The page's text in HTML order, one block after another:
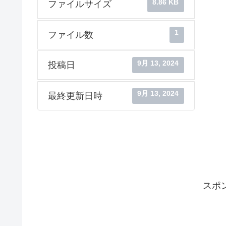
ファイルサイズ 8.86 KB
ファイル数 1
投稿日 9月 13, 2024
最終更新日時 9月 13, 2024
スポ